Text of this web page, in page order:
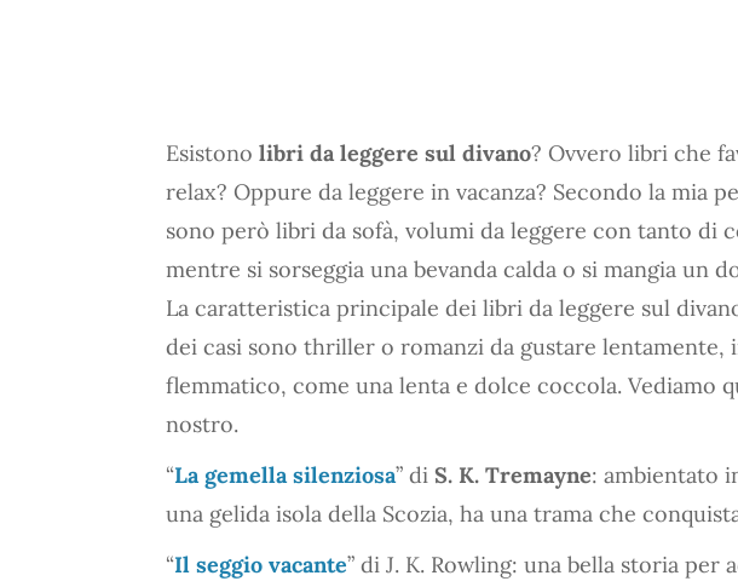
Esistono libri da leggere sul divano? Ovvero libri che
relax? Oppure da leggere in vacanza? Secondo la mia
sono però libri da sofà, volumi da leggere con tanto di
mentre si sorseggia una bevanda calda o si mangia un
La caratteristica principale dei libri da leggere sul
dei casi sono thriller o romanzi da gustare lentamente,
flemmatico, come una lenta e dolce coccola. Vediamo
nostro.
“La gemella silenziosa” di S. K. Tremayne: ambientato
una gelida isola della Scozia, ha una trama che
“Il seggio vacante” di J. K. Rowling: una bella storia